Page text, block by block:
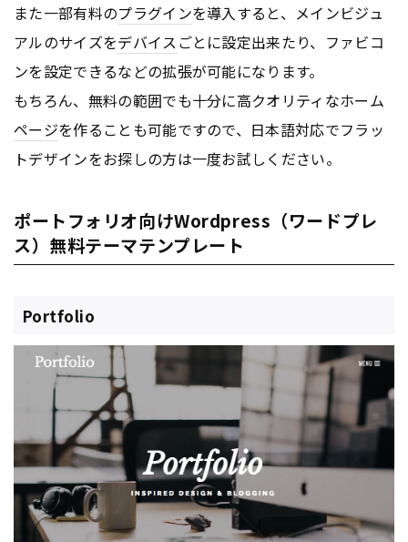
また一部有料のプラグインを導入すると、メインビジュ
アルのサイズをデバイスごとに設定出来たり、ファビコ
ンを設定できるなどの拡張が可能になります。
もちろん、無料の範囲でも十分に高クオリティなホーム
ページを作ることも可能ですので、日本語対応でフラッ
トデザインをお探しの方は一度お試しください。
ポートフォリオ向けWordpress（ワードプレ
ス）無料テーマテンプレート
Portfolio